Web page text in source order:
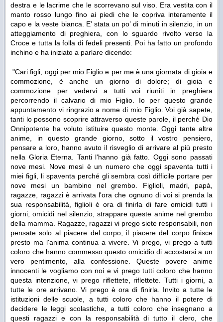
destra e le lacrime che le scorrevano sul viso. Era vestita con il
manto rosso lungo fino ai piedi che le copriva interamente il
capo e la veste bianca. E’ stata un po’ di minuti in silenzio, in un
atteggiamento di preghiera, con lo sguardo rivolto verso la
Croce e tutta la folla di fedeli presenti. Poi ha fatto un profondo
inchino e ha iniziato a parlare dicendo:
"Cari figli, oggi per mio Figlio e per me è una giornata di gioia e
commozione, è anche un giorno di dolore; di gioia e
commozione per vedervi a tutti voi riuniti in preghiera
percorrendo il calvario di mio Figlio. Io per questo grande
appuntamento vi ringrazio a nome di mio Figlio. Voi già sapete,
tanti lo possono scoprire attraverso queste parole, il perché Dio
Onnipotente ha voluto istituire questo monte. Oggi tante altre
anime, in questo grande giorno, sotto il vostro pensiero,
pensare a loro, hanno avuto il risveglio di arrivare al più presto
nella Gloria Eterna. Tanti l'hanno già fatto. Oggi sono passati
nove mesi. Nove mesi è un numero che oggi spaventa tutti i
miei figli, li spaventa perché gli sembra così difficile portare per
nove mesi un bambino nel grembo. Figlioli, madri, papà,
ragazze, ragazzi è arrivata l'ora che ognuno di voi si prenda la
sua responsabilità, figlioli è ora di finirla di fare omicidi tutti i
giorni, omicidi nel silenzio, strappare queste anime nel grembo
della mamma. Ragazze, ragazzi vi prego siete responsabili, non
pensate solo al piacere del corpo, il piacere del corpo finisce
presto ma l'anima continua a vivere. Vi prego, vi prego a tutti
coloro che hanno commesso questo omicidio di accostarsi a un
vero pentimento, alla confessione. Queste povere anime
innocenti le vogliamo con noi e vi prego tutti coloro che hanno
questa intenzione, vi prego riflettete, riflettete. Tutti i giorni, a
tutte le ore arrivano. Vi prego è ora di finirla. Invito a tutte le
istituzioni delle scuole, a tutti coloro che hanno il potere di
decidere le leggi scolastiche, a tutti coloro che insegnano a
questi ragazzi e con la responsabilità di tutto il clero, che